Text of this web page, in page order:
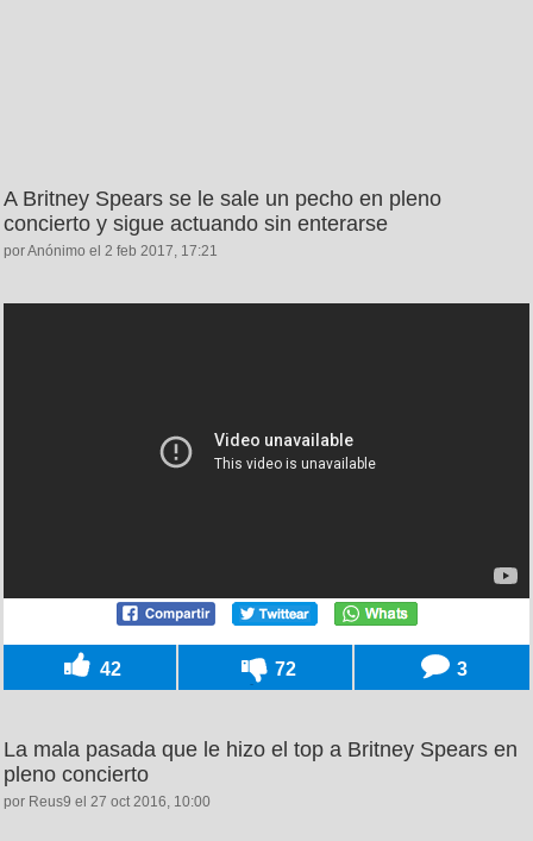
A Britney Spears se le sale un pecho en pleno
concierto y sigue actuando sin enterarse
por Anónimo el 2 feb 2017, 17:21
42 72 3
La mala pasada que le hizo el top a Britney Spears en
pleno concierto
por Reus9 el 27 oct 2016, 10:00